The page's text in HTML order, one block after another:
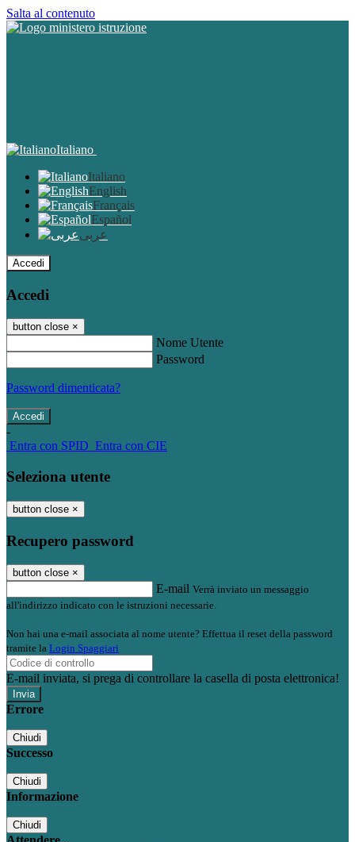
Salta al contenuto
Italiano
Italiano
English
Français
Español
عربى
Accedi
Accedi
button close ×
Nome Utente
Password
Password dimenticata?
-
Entra con SPID Entra con CIE
Seleziona utente
button close ×
Recupero password
button close ×
E-mail Verrà inviato un messaggio
all'indirizzo indicato con le istruzioni necessarie.
Non hai una e-mail associata al nome utente? Effettua il reset della password
tramite la Login Spaggiari
E-mail inviata, si prega di controllare la casella di posta elettronica!
Errore
Chiudi
Successo
Chiudi
Informazione
Chiudi